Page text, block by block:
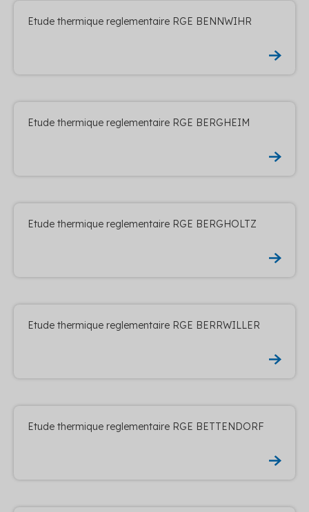
Etude thermique reglementaire RGE BENNWIHR
Etude thermique reglementaire RGE BERGHEIM
Etude thermique reglementaire RGE BERGHOLTZ
Etude thermique reglementaire RGE BERRWILLER
Etude thermique reglementaire RGE BETTENDORF